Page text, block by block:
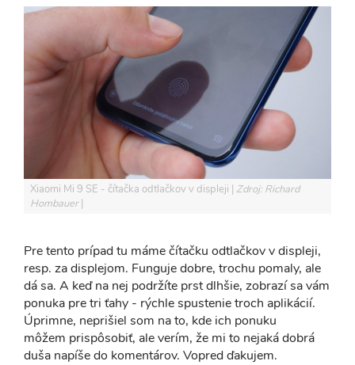
Xiaomi Mi 9 SE - čítačka odtlačkov v displeji
Zdroj: Richard
Hombauer
Pre tento prípad tu máme čítačku odtlačkov v displeji,
resp. za displejom. Funguje dobre, trochu pomaly, ale
dá sa. A keď na nej podržíte prst dlhšie, zobrazí sa vám
ponuka pre tri ťahy - rýchle spustenie troch aplikácií.
Úprimne, neprišiel som na to, kde ich ponuku
môžem prispôsobiť, ale verím, že mi to nejaká dobrá
duša napíše do komentárov. Vopred ďakujem.